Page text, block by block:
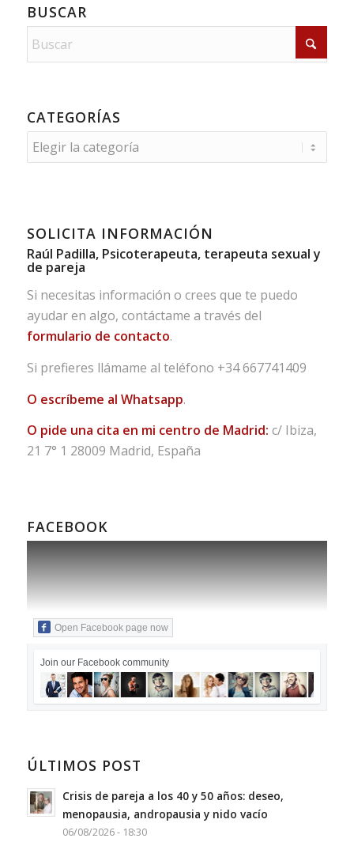
BUSCAR
CATEGORÍAS
Categorías
SOLICITA INFORMACIÓN
Raúl Padilla, Psicoterapeuta, terapeuta sexual y
de pareja
Si necesitas información o crees que te puedo
ayudar en algo, contáctame a través del
formulario de contacto.
Si prefieres llámame al teléfono +34 667741409
O escríbeme al Whatsapp.
O pide una cita en mi centro de Madrid: c/ Ibiza,
21 7° 1 28009 Madrid, España
FACEBOOK
Open Facebook page now
Join our Facebook community
ÚLTIMOS POST
Crisis de pareja a los 40 y 50 años: deseo,
menopausia, andropausia y nido vacío
06/08/2026 - 18:30